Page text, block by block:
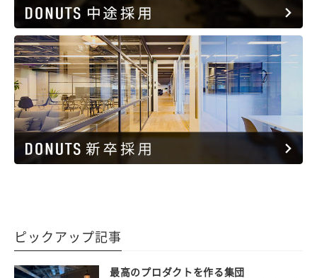
ピックアップ記事
最高のプロダクトを作る集団